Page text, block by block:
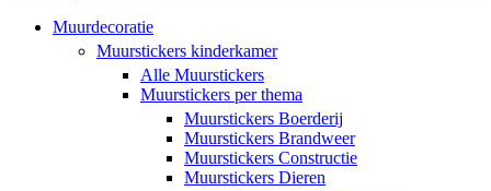
Muurdecoratie
Muurstickers kinderkamer
Alle Muurstickers
Muurstickers per thema
Muurstickers Boerderij
Muurstickers Brandweer
Muurstickers Constructie
Muurstickers Dieren